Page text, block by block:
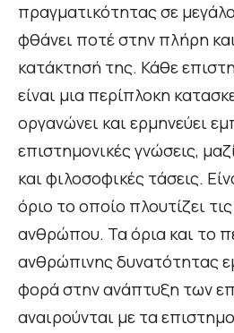
πραγματικότητας σε
φθάνει ποτέ στην πλήρη
κατάκτησή της. Κάθε
είναι μια περίπλοκη
οργανώνει και ερμηνεύει
επιστημονικές γνώσεις,
και φιλοσοφικές τάσεις.
όριο το οποίο πλουτίζει
ανθρώπου. Τα όρια και το
ανθρώπινης δυνατότητας
φορά στην ανάπτυξη των
αναιρούνται με τα